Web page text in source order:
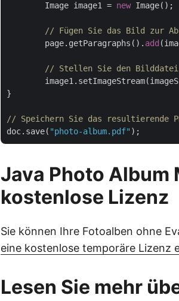
	Image image1 =
new Image();
// Fügen Sie das Bild zur
	page.getParagraphs().
add
// Stellen Sie den
}
// Speichern Sie das resultierende
doc.save( "photo-album.pdf"
Java Photo Album
kostenlose Lizenz
Sie können Ihre Fotoalben ohne
eine kostenlose temporäre Lizenz
Lesen Sie mehr